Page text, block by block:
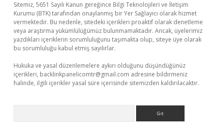
Sitemiz, 5651 Sayılı Kanun gereğince Bilgi Teknolojileri ve İletişim
Kurumu (BTK) tarafından onaylanmış bir Yer Sağlayıcı olarak hizmet
vermektedir. Bu nedenle, sitedeki içerikleri proaktif olarak denetleme
veya araştırma yükümlülüğümüz bulunmamaktadır. Ancak, üyelerimiz
yazdıkları içeriklerin sorumluluğunu taşımakta olup, siteye üye olarak
bu sorumluluğu kabul etmiş sayılırlar.
Hukuka ve yasal düzenlemelere aykırı olduğunu düşündüğünüz
içerikleri, backlinkpanelicomtr@gmail.com adresine bildirmeniz
halinde, ilgili içerikler yasal süre içerisinde sitemizden kaldırılacaktır.